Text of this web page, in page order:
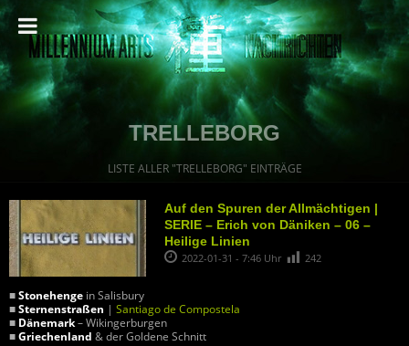
TRELLEBORG
LISTE ALLER "TRELLEBORG" EINTRÄGE
Auf den Spuren der Allmächtigen |
SERIE – Erich von Däniken – 06 –
Heilige Linien
2022-01-31 - 7:46 Uhr 242
■Stonehenge in Salisbury
■Sternenstraßen | Santiago de Compostela
■ Dänemark– Wikingerburgen
■Griechenland & der Goldene Schnitt